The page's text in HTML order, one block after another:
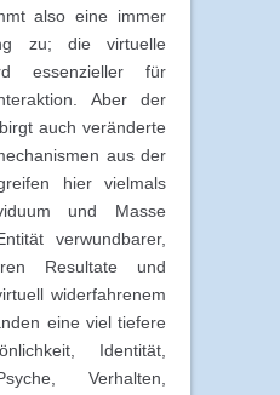
also eine immer
zu; die virtuelle
essenzieller für
Aber der
auch veränderte
aus der
hier vielmals
und Masse
verwundbarer,
Resultate und
widerfahrenem
eine viel tiefere
Identität,
Verhalten,